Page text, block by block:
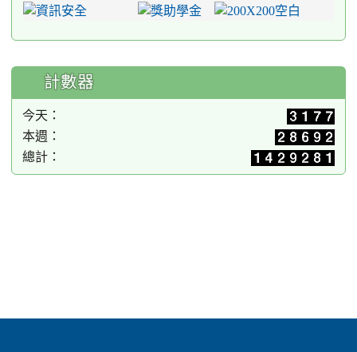
計數器
今天：
本週：
總計：